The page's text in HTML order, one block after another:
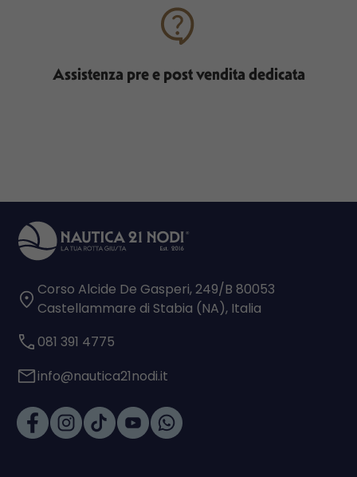
Assistenza pre e post vendita dedicata
Corso Alcide De Gasperi, 249/B 80053
Castellammare di Stabia (NA), Italia
081 391 4775
info@nautica21nodi.it